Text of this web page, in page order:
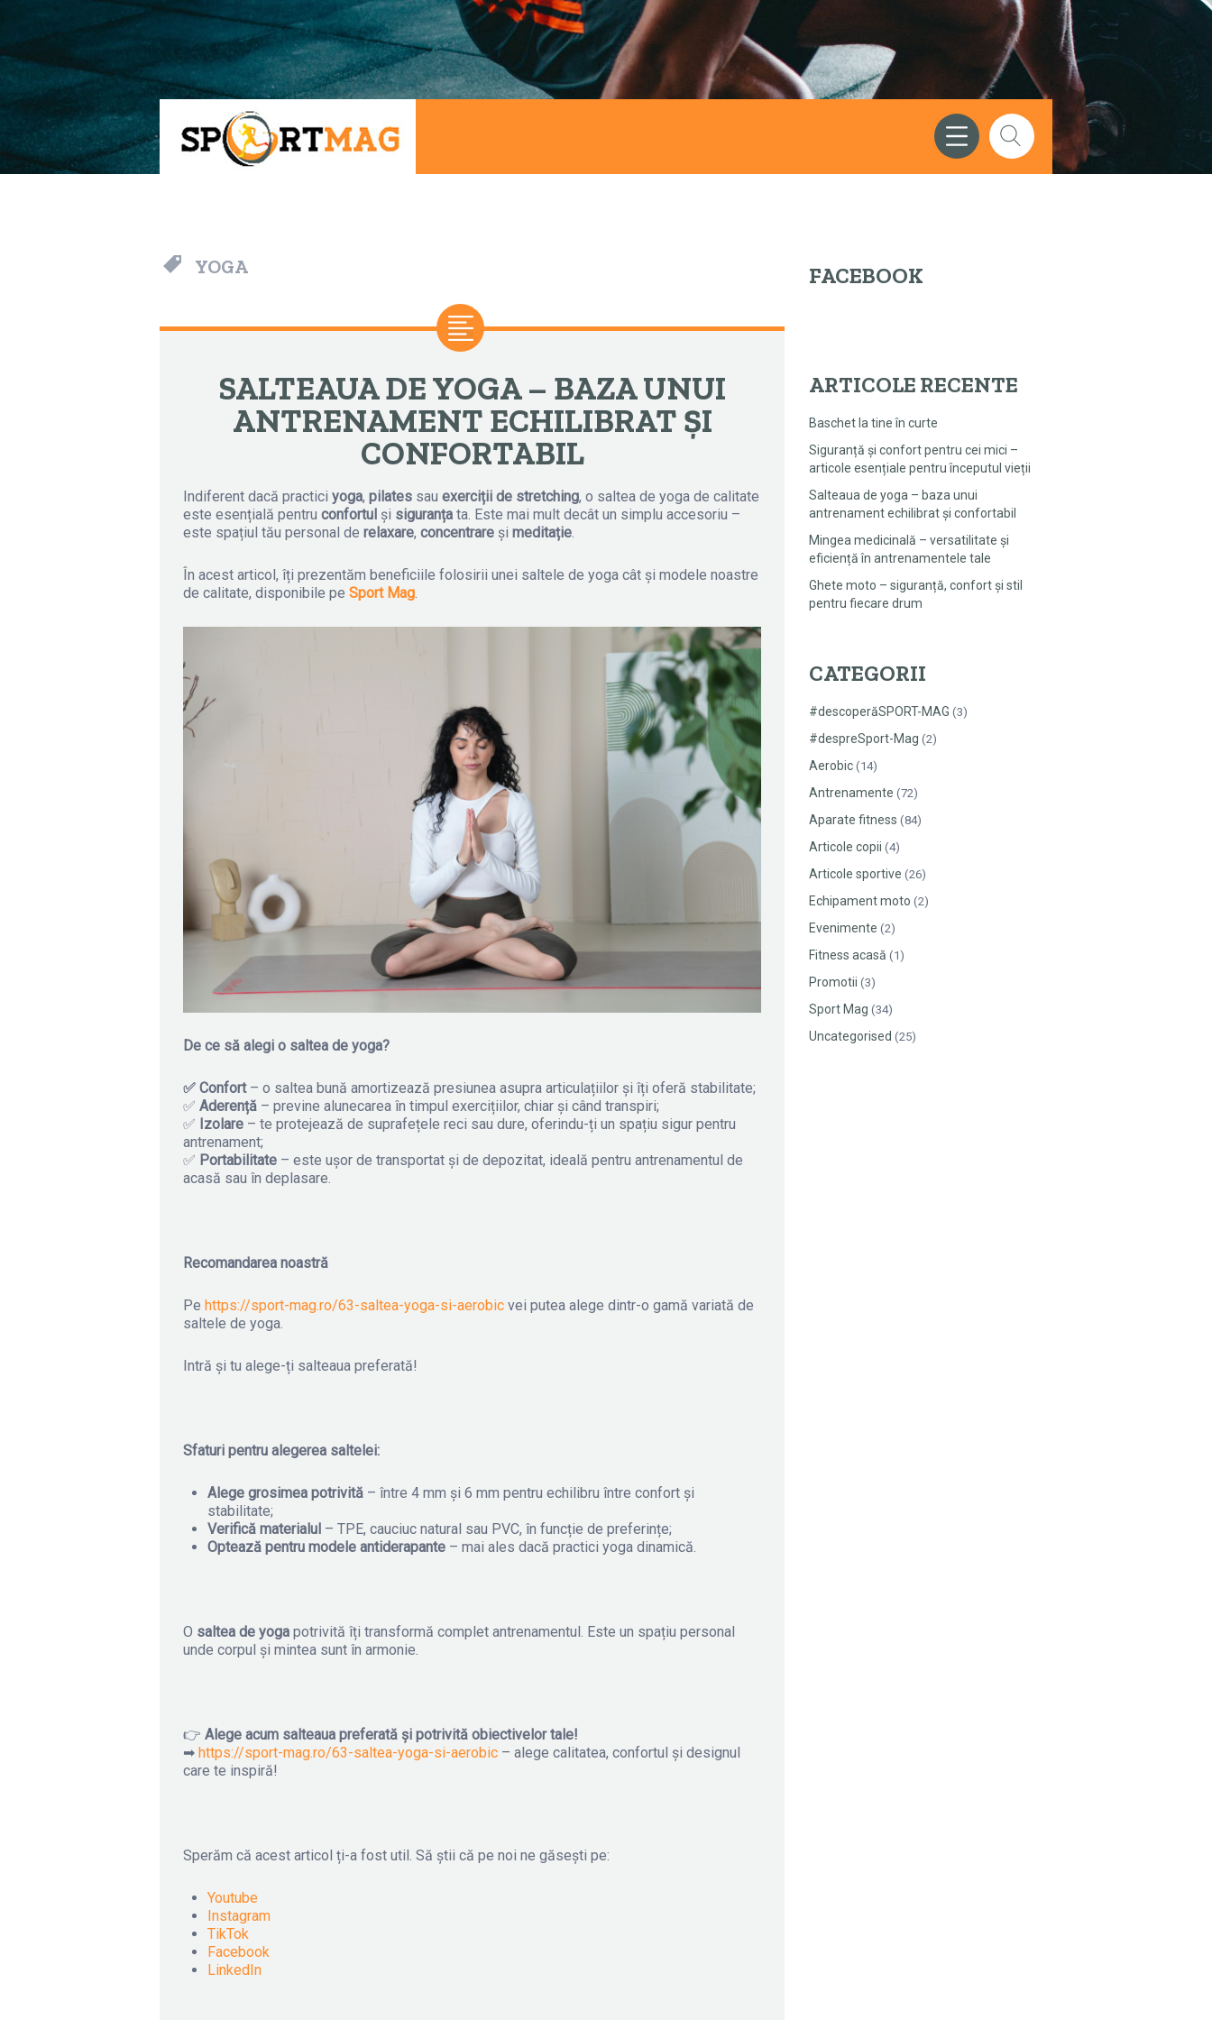
YOGA
SALTEAUA DE YOGA – BAZA UNUI
ANTRENAMENT ECHILIBRAT ȘI
CONFORTABIL
Indiferent dacă practici yoga, pilates sau exerciții de stretching, o saltea de yoga de calitate
este esențială pentru confortul și siguranța ta. Este mai mult decât un simplu accesoriu –
este spațiul tău personal de relaxare, concentrare și meditație.
În acest articol, îți prezentăm beneficiile folosirii unei saltele de yoga cât și modele noastre
de calitate, disponibile pe Sport Mag.
De ce să alegi o saltea de yoga?
✅ Confort– o saltea bună amortizează presiunea asupra articulațiilor și îți oferă stabilitate;
✅ Aderență – previne alunecarea în timpul exercițiilor, chiar și când transpiri;
✅ Izolare – te protejează de suprafețele reci sau dure, oferindu-ți un spațiu sigur pentru
antrenament;
✅ Portabilitate – este ușor de transportat și de depozitat, ideală pentru antrenamentul de
acasă sau în deplasare.
Recomandarea noastră
Pe https://sport-mag.ro/63-saltea-yoga-si-aerobic vei putea alege dintr-o gamă variată de
saltele de yoga.
Intră și tu alege-ți salteaua preferată!
Sfaturi pentru alegerea saltelei:
Alege grosimea potrivită – între 4 mm și 6 mm pentru echilibru între confort și
stabilitate;
Verifică materialul – TPE, cauciuc natural sau PVC, în funcție de preferințe;
Optează pentru modele antiderapante – mai ales dacă practici yoga dinamică.
O saltea de yoga potrivită îți transformă complet antrenamentul. Este un spațiu personal
unde corpul și mintea sunt în armonie.
👉 Alege acum salteaua preferată și potrivită obiectivelor tale!
➡ https://sport-mag.ro/63-saltea-yoga-si-aerobic – alege calitatea, confortul și designul
care te inspiră!
Sperăm că acest articol ți-a fost util. Să știi că pe noi ne găsești pe:
Youtube
Instagram
TikTok
Facebook
LinkedIn
FACEBOOK
ARTICOLE RECENTE
Baschet la tine în curte
Siguranță și confort pentru cei mici –
articole esențiale pentru începutul vieții
Salteaua de yoga – baza unui
antrenament echilibrat și confortabil
Mingea medicinală – versatilitate și
eficiență în antrenamentele tale
Ghete moto – siguranță, confort și stil
pentru fiecare drum
CATEGORII
#descoperăSPORT-MAG (3)
#despreSport-Mag (2)
Aerobic (14)
Antrenamente (72)
Aparate fitness (84)
Articole copii (4)
Articole sportive (26)
Echipament moto (2)
Evenimente (2)
Fitness acasă (1)
Promotii (3)
Sport Mag (34)
Uncategorised (25)